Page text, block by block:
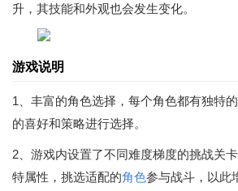
升，其技能和外观也会发生变化。
游戏说明
1、丰富的角色选择，每个角色都有独特
的喜好和策略进行选择。
2、游戏内设置了不同难度梯度的挑战关
特属性，挑选适配的角色参与战斗，以此